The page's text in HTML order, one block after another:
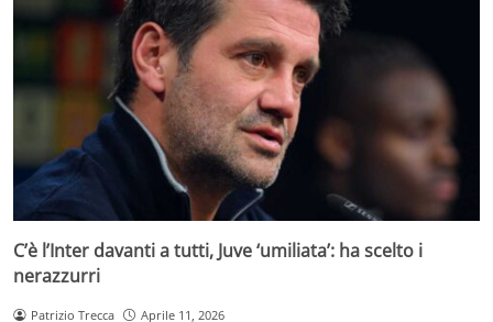
C’è l’Inter davanti a tutti, Juve ‘umiliata’: ha scelto i
nerazzurri
Patrizio Trecca Aprile 11, 2026